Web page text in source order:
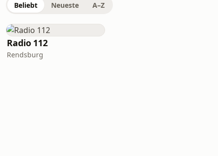
Beliebt Neueste A–Z
Radio 112
Rendsburg